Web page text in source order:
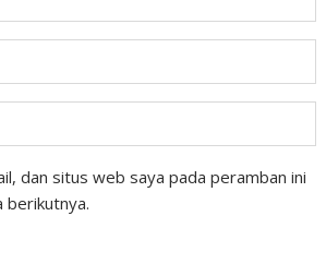
dan situs web saya pada peramban ini
berikutnya.